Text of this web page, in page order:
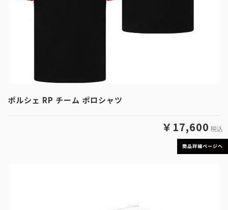
ポルシェ RP チーム ポロシャツ
￥17,600 税込
商品詳細ページへ